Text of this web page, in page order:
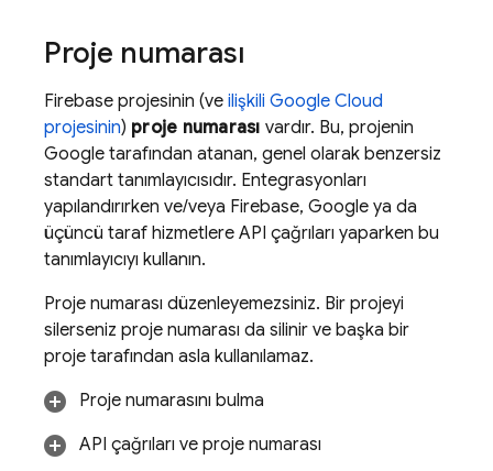
Proje numarası
Firebase projesinin (ve ilişkili Google Cloud
projesinin) proje numarası vardır. Bu, projenin
Google tarafından atanan, genel olarak benzersiz
standart tanımlayıcısıdır. Entegrasyonları
yapılandırırken ve/veya Firebase, Google ya da
üçüncü taraf hizmetlere API çağrıları yaparken bu
tanımlayıcıyı kullanın.
Proje numarası düzenleyemezsiniz. Bir projeyi
silerseniz proje numarası da silinir ve başka bir
proje tarafından asla kullanılamaz.
Proje numarasını bulma
API çağrıları ve proje numarası